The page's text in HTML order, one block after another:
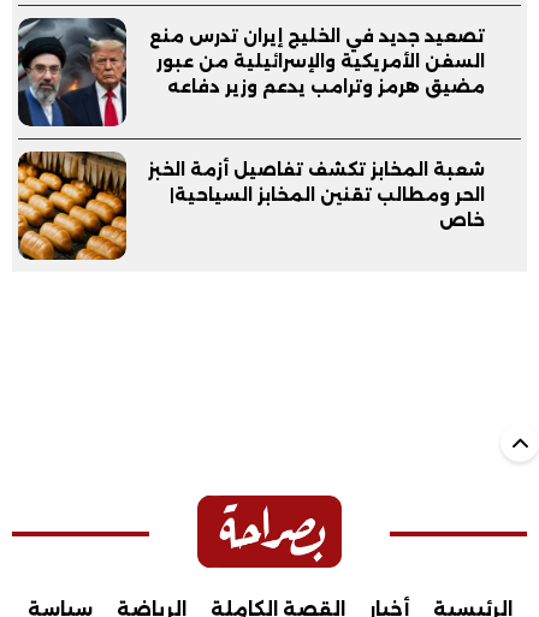
تصعيد جديد في الخليج إيران تدرس منع
السفن الأمريكية والإسرائيلية من عبور
مضيق هرمز وترامب يدعم وزير دفاعه
شعبة المخابز تكشف تفاصيل أزمة الخبز
الحر ومطالب تقنين المخابز السياحية|
خاص
الرئيسية أخبار القصة الكاملة الرياضة سياسة